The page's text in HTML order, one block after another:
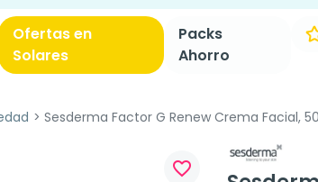
Ofertas en
Solares
Packs
Ahorro
Sesderma Factor G Renew Crema Facial,
favorite_border